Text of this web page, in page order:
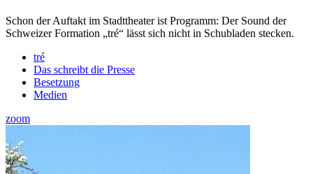
Schon der Auftakt im Stadttheater ist Programm: Der Sound der
Schweizer Formation „tré“ lässt sich nicht in Schubladen stecken.
tré
Das schreibt die Presse
Besetzung
Medien
zoom